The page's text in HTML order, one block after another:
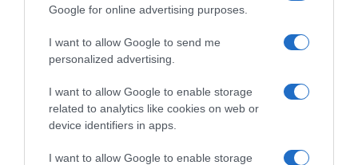
Google for online advertising purposes.
I want to allow Google to send me
personalized advertising.
I want to allow Google to enable storage
related to analytics like cookies on web or
device identifiers in apps.
I want to allow Google to enable storage